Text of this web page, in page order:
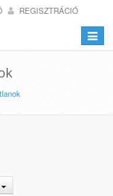
REGISZTRÁCIÓ
Toggle